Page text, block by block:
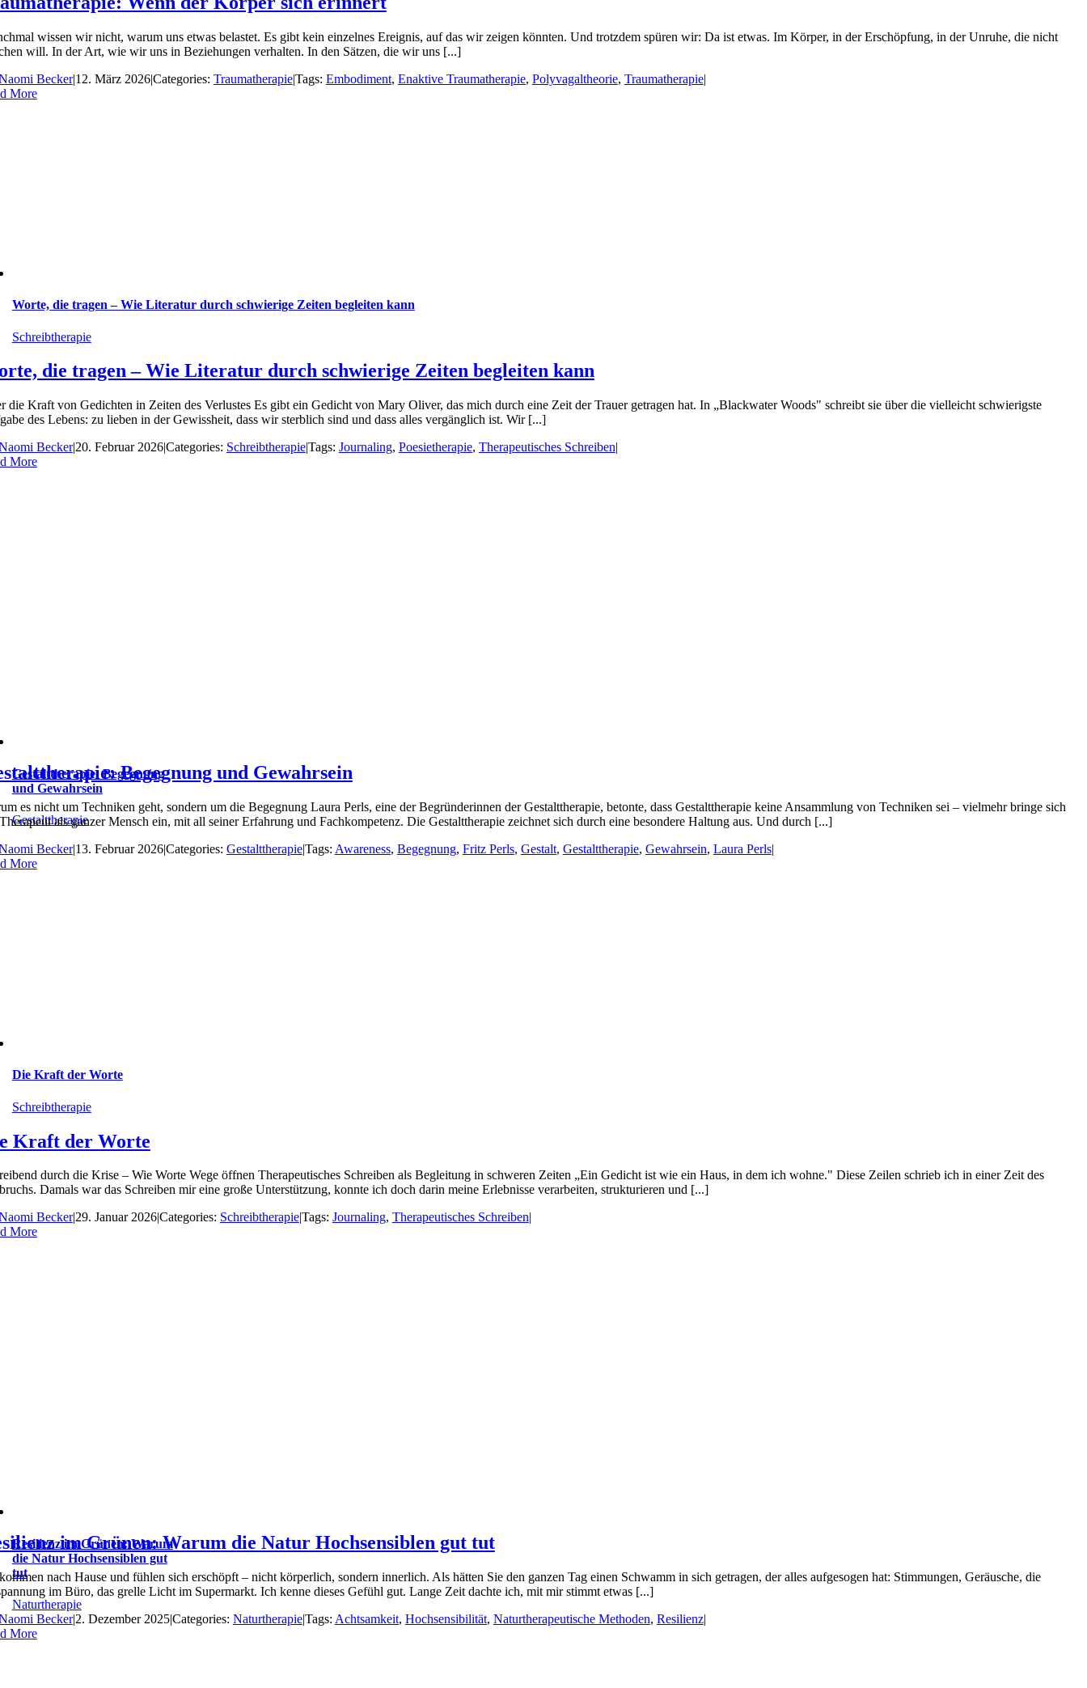
wissen wir nicht, warum uns etwas belastet. Es gibt kein einzelnes Ereignis, auf das wir zeigen könnten. Und trotzdem spüren wir: Da ist etwas. Im Körper, in der Erschöpfung, in der Unruhe, die nicht
will. In der Art, wie wir uns in Beziehungen verhalten. In den Sätzen, die wir uns [...]
Becker|12. März 2026|Categories: Traumatherapie|Tags: Embodiment, Enaktive Traumatherapie, Polyvagaltheorie, Traumatherapie|
More
Worte, die tragen – Wie Literatur durch schwierige Zeiten begleiten kann
Schreibtherapie
die tragen – Wie Literatur durch schwierige Zeiten begleiten kann
die Kraft von Gedichten in Zeiten des Verlustes Es gibt ein Gedicht von Mary Oliver, das mich durch eine Zeit der Trauer getragen hat. In „Blackwater Woods" schreibt sie über die vielleicht schwierigste
des Lebens: zu lieben in der Gewissheit, dass wir sterblich sind und dass alles vergänglich ist. Wir [...]
Becker|20. Februar 2026|Categories: Schreibtherapie|Tags: Journaling, Poesietherapie, Therapeutisches Schreiben|
More
Gestalttherapie: Begegnung
und Gewahrsein
Gestalttherapie
Begegnung und Gewahrsein
es nicht um Techniken geht, sondern um die Begegnung Laura Perls, eine der Begründerinnen der Gestalttherapie, betonte, dass Gestalttherapie keine Ansammlung von Techniken sei – vielmehr bringe sich
als ganzer Mensch ein, mit all seiner Erfahrung und Fachkompetenz. Die Gestalttherapie zeichnet sich durch eine besondere Haltung aus. Und durch [...]
Becker|13. Februar 2026|Categories: Gestalttherapie|Tags: Awareness, Begegnung, Fritz Perls, Gestalt, Gestalttherapie, Gewahrsein, Laura Perls|
More
Die Kraft der Worte
Schreibtherapie
Kraft der Worte
durch die Krise – Wie Worte Wege öffnen Therapeutisches Schreiben als Begleitung in schweren Zeiten „Ein Gedicht ist wie ein Haus, in dem ich wohne." Diese Zeilen schrieb ich in einer Zeit des
Damals war das Schreiben mir eine große Unterstützung, konnte ich doch darin meine Erlebnisse verarbeiten, strukturieren und [...]
Becker|29. Januar 2026|Categories: Schreibtherapie|Tags: Journaling, Therapeutisches Schreiben|
More
Resilienz im Grünen: Warum
die Natur Hochsensiblen gut
tut
Naturtherapie
im Grünen: Warum die Natur Hochsensiblen gut tut
nach Hause und fühlen sich erschöpft – nicht körperlich, sondern innerlich. Als hätten Sie den ganzen Tag einen Schwamm in sich getragen, der alles aufgesogen hat: Stimmungen, Geräusche, die
im Büro, das grelle Licht im Supermarkt. Ich kenne dieses Gefühl gut. Lange Zeit dachte ich, mit mir stimmt etwas [...]
Becker|2. Dezember 2025|Categories: Naturtherapie|Tags: Achtsamkeit, Hochsensibilität, Naturtherapeutische Methoden, Resilienz|
More